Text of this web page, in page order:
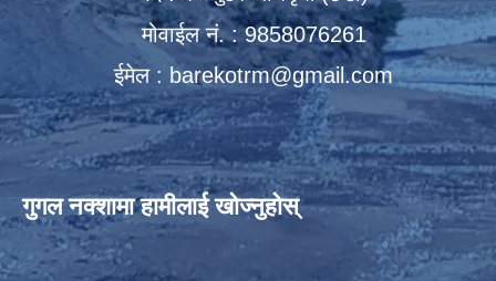
मोवाईल नं. : 9858076261
ईमेल : barekotrm@gmail.com
गुगल नक्शामा हामीलाई खोज्नुहोस्